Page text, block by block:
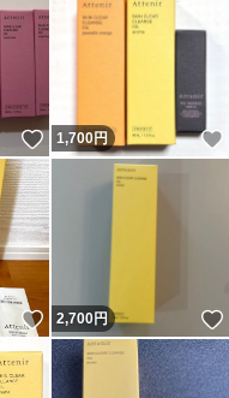
いいね！
1,700円
いいね！
2,700円